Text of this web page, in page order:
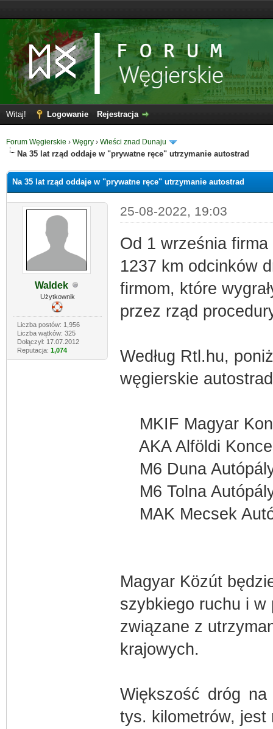
Witaj! Logowanie Rejestracja
Forum Węgierskie › Węgry › Wieści znad Dunaju
Na 35 lat rząd oddaje w "prywatne ręce" utrzymanie autostrad
Na 35 lat rząd oddaje w "prywatne ręce" utrzymanie autostrad
Waldek
Użytkownik
Liczba postów: 1,956
Liczba wątków: 325
Dołączył: 17.07.2012
Reputacja: 1,074
25-08-2022, 19:03
Od 1 września
1237 km odcinków
firmom, które
przez rząd
Według Rtl.hu,
węgierskie
MKIF Magyar
AKA Alföldi
M6 Duna
M6 Tolna
MAK Mecsek
Magyar Közút
szybkiego ruchu i w
związane z
krajowych.
Większość dróg na
tys. kilometrów, jest